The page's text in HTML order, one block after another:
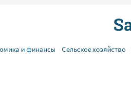
и финансы Сельское хозяйство